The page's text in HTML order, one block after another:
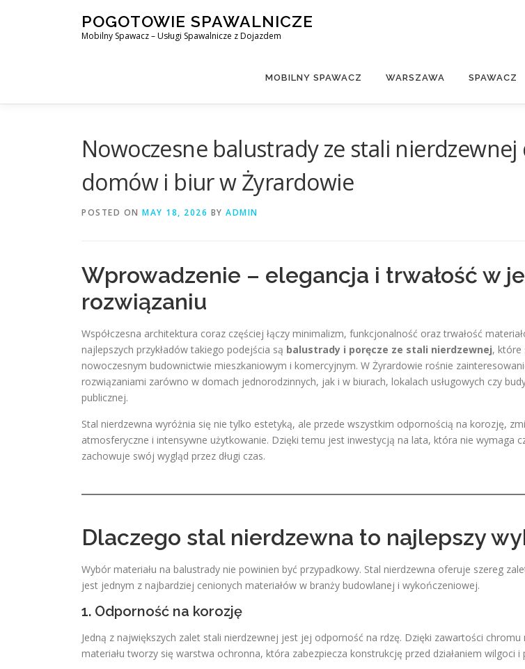
POGOTOWIE SPAWALNICZE
Mobilny Spawacz – Usługi Spawalnicze z Dojazdem
MOBILNY SPAWACZ WARSZAWA SPAWACZ
Nowoczesne balustrady ze stali nierdzewnej
domów i biur w Żyrardowie
POSTED ON MAY 18, 2026 BY ADMIN
Wprowadzenie – elegancja i trwałość w
rozwiązaniu
Współczesna architektura coraz częściej łączy minimalizm, funkcjonalność oraz trwałość
najlepszych przykładów takiego podejścia są balustrady i poręcze ze stali nierdzewnej, które
nowoczesnym budownictwie mieszkaniowym i komercyjnym. W Żyrardowie rośnie
rozwiązaniami zarówno w domach jednorodzinnych, jak i w biurach, lokalach usługowych czy
publicznej.
Stal nierdzewna wyróżnia się nie tylko estetyką, ale przede wszystkim odpornością na korozję,
atmosferyczne i intensywne użytkowanie. Dzięki temu jest inwestycją na lata, która nie wymaga
zachowuje swój wygląd przez długi czas.
Dlaczego stal nierdzewna to najlepszy
Wybór materiału na balustrady nie powinien być przypadkowy. Stal nierdzewna oferuje szereg
jest jednym z najbardziej cenionych materiałów w branży budowlanej i wykończeniowej.
1. Odporność na korozję
Jedną z największych zalet stali nierdzewnej jest jej odporność na rdzę. Dzięki zawartości chromu
materiału tworzy się warstwa ochronna, która zabezpiecza konstrukcję przed działaniem wilgoci i